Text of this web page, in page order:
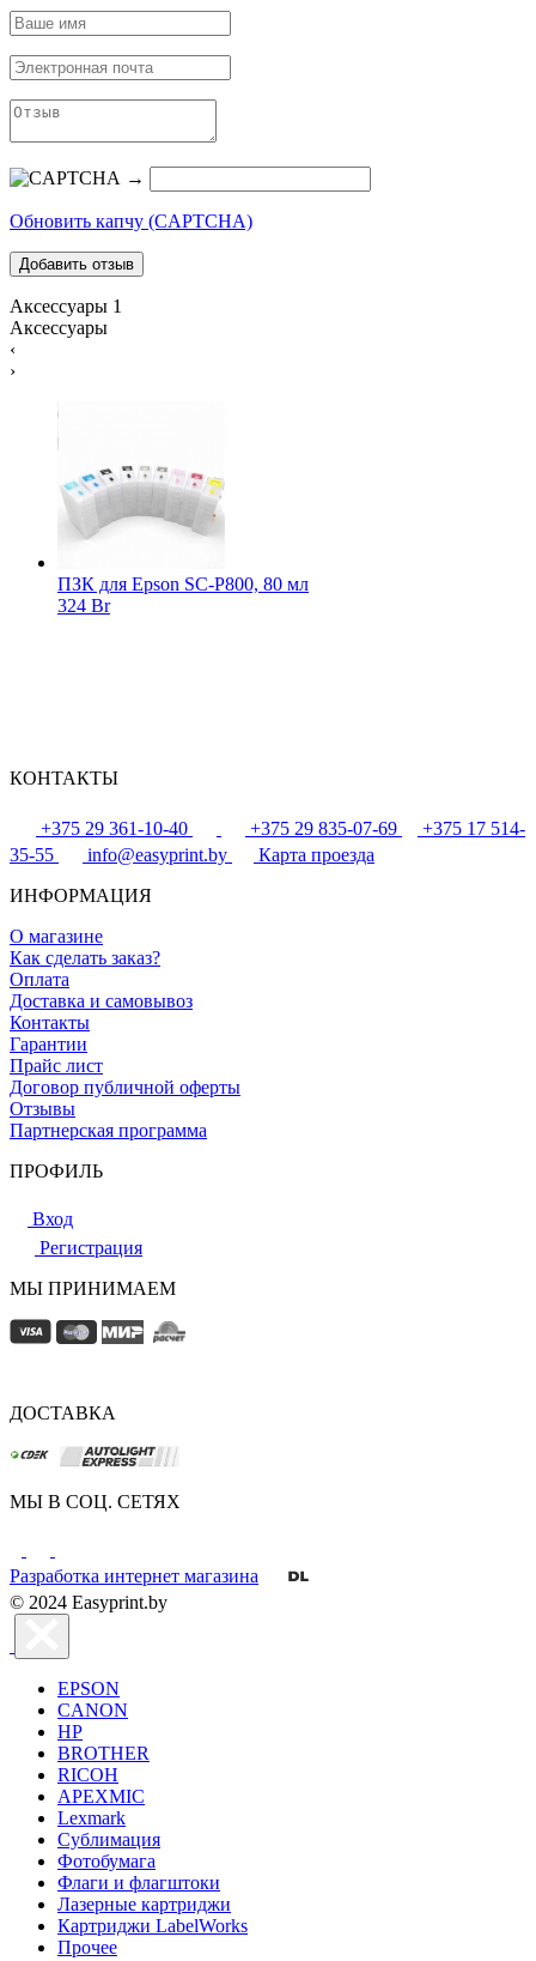
→
Обновить капчу (CAPTCHA)
Аксессуары 1
Аксессуары
‹
›
ПЗК для Epson SC-P800, 80 мл
324 Br
КОНТАКТЫ
+375 29 361-10-40 +375 29 835-07-69
+375 17 514-
35-55
info@easyprint.by
Карта проезда
ИНФОРМАЦИЯ
О магазине
Как сделать заказ?
Оплата
Доставка и самовывоз
Контакты
Гарантии
Прайс лист
Договор публичной оферты
Отзывы
Партнерская программа
ПРОФИЛЬ
Вход
Регистрация
МЫ ПРИНИМАЕМ
ДОСТАВКА
МЫ В СОЦ. СЕТЯХ
Разработка интернет магазина
© 2024 Easyprint.by
EPSON
CANON
HP
BROTHER
RICOH
APEXMIC
Lexmark
Сублимация
Фотобумага
Флаги и флагштоки
Лазерные картриджи
Картриджи LabelWorks
Прочее